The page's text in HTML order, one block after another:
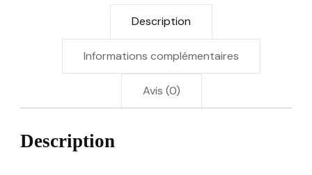
Description
Informations complémentaires
Avis (0)
Description